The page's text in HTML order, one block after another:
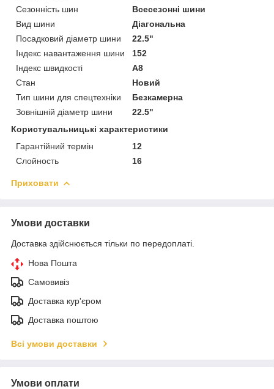
Сезонність шин
Всесезонні шини
Вид шини
Діагональна
Посадковий діаметр шини
22.5"
Індекс навантаження шини
152
Індекс швидкості
A8
Стан
Новий
Тип шини для спецтехніки
Безкамерна
Зовнішній діаметр шини
22.5"
Користувальницькі характеристики
Гарантійний термін
12
Слойность
16
Приховати
Умови доставки
Доставка здійснюється тільки по передоплаті.
Нова Пошта
Самовивіз
Доставка кур'єром
Доставка поштою
Всі умови доставки
Умови оплати